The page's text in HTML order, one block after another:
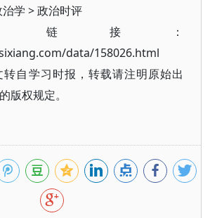
学 >政治时评
链接：
data/158026.html
自学习时报，转载请注明原始出
版权规定。